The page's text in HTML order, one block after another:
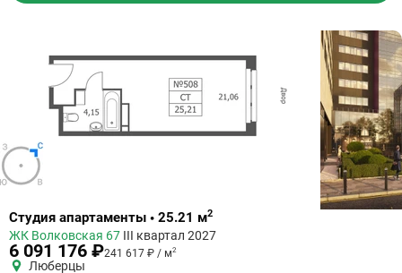
Ссылка
квартиру
Студия апартаменты • 25.21 м2
ЖК Волковская 67 III квартал 2027
6 091 176 ₽241 617 ₽ / м2
Люберцы